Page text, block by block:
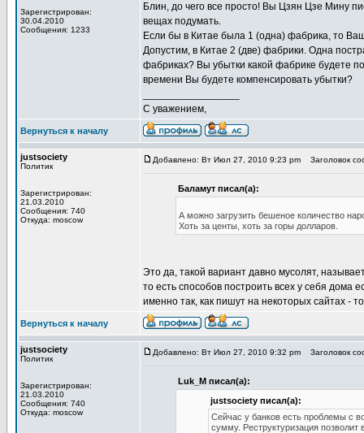
Зарегистрирован:
30.04.2010
Сообщения: 1233
Блин, до чего все просто! Вы Цзян Цзе Мину
вещах подумать.
Если бы в Китае была 1 (одна) фабрика, то
Допустим, в Китае 2 (две) фабрики. Одна
фабриках? Вы убытки какой фабрике будете
времени Вы будете компенсировать убытки?
С уважением,
Вернуться к началу
justsociety
Политик
Зарегистрирован:
21.03.2010
Сообщения: 740
Откуда: moscow
Добавлено: Вт Июл 27, 2010 9:23 pm Заголовок
Баламут писал(а):
А можно загрузить бешеное количество
Хоть за центы, хоть за горы долларов.
Это да, такой вариант давно мусолят,
то есть способов построить всех у себя
именно так, как пишут на некоторых сайтах -
Вернуться к началу
justsociety
Политик
Зарегистрирован:
21.03.2010
Сообщения: 740
Откуда: moscow
Добавлено: Вт Июл 27, 2010 9:32 pm Заголовок
Luk_M писал(а):
justsociety писал(а):
Сейчас у банков есть проблемы с
сумму. Реструктуризация